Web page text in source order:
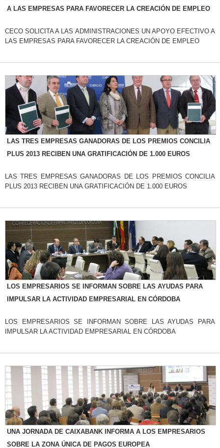
A LAS EMPRESAS PARA FAVORECER LA CREACIÓN DE EMPLEO
CECO SOLICITA A LAS ADMINISTRACIONES UN APOYO EFECTIVO A
LAS EMPRESAS PARA FAVORECER LA CREACIÓN DE EMPLEO
LAS TRES EMPRESAS GANADORAS DE LOS PREMIOS CONCILIA
PLUS 2013 RECIBEN UNA GRATIFICACIÓN DE 1.000 EUROS
LAS TRES EMPRESAS GANADORAS DE LOS PREMIOS CONCILIA
PLUS 2013 RECIBEN UNA GRATIFICACIÓN DE 1.000 EUROS
LOS EMPRESARIOS SE INFORMAN SOBRE LAS AYUDAS PARA
IMPULSAR LA ACTIVIDAD EMPRESARIAL EN CÓRDOBA
LOS EMPRESARIOS SE INFORMAN SOBRE LAS AYUDAS PARA
IMPULSAR LA ACTIVIDAD EMPRESARIAL EN CÓRDOBA
UNA JORNADA DE CAIXABANK INFORMA A LOS EMPRESARIOS
SOBRE LA ZONA ÚNICA DE PAGOS EUROPEA